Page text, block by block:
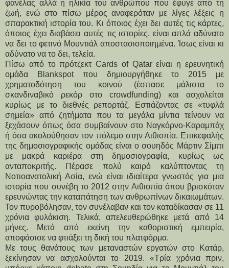
φανέλας αλλά η ηλικία του ανθρώπου που έφυγε από τη
ζωή, ενώ στο πίσω μέρος αναφερόταν με λίγες λέξεις η
σπαρακτική ιστορία του. Κι όποιος έχει δει αυτές τις κάρτες,
όποιος έχει διαβάσει αυτές τις ιστορίες, είναι απλά αδύνατο
να δει το φετινό Μουντιάλ αποστασιοποιημένα. Ίσως είναι κι
αδύνατο να το δει, τελεία.
Πίσω από το πρότζεκτ Cards of Qatar είναι η ερευνητική
ομάδα Blankspot που δημιουργήθηκε το 2015 με
χρηματοδότηση του κοινού (έσπασε μάλιστα το
σκανδιναβικό ρεκόρ στο crowdfunding) και ασχολείται
κυρίως με το διεθνές ρεπορτάζ. Εστιάζοντας σε «τυφλά
σημεία» από ζητήματα που τα μεγάλα μίντια τείνουν να
ξεχάσουν όπως όσα συμβαίνουν στο Ναγκόρνο-Καραμπάχ
ή όσα ακολούθησαν τον πόλεμο στην Αιθιοπία. Επικεφαλής
της δημοσιογραφικής ομάδας είναι ο σουηδός Μάρτιν Σίμπι
με μακρά καριέρα στη δημοσιογραφία, κυρίως ως
ανταποκριτής. Πέρασε πολύ καιρό καλύπτοντας τη
Νοτιοανατολική Ασία, ενώ είναι ιδιαίτερα γνωστός για μια
ιστορία που συνέβη το 2012 στην Αιθιοπία όπου βρισκόταν
ερευνώντας την καταπάτηση των ανθρωπίνων δικαιωμάτων.
Τον πυροβόλησαν, τον συνέλαβαν και τον καταδίκασαν σε 11
χρόνια φυλάκιση. Τελικά, απελευθερώθηκε μετά από 14
μήνες. Μετά από εκείνη την καθοριστική εμπειρία,
αποφάσισε να φτιάξει τη δική του πλατφόρμα.
Με τους θανάτους των μεταναστών εργατών στο Κατάρ,
ξεκίνησαν να ασχολούνται το 2019. «Τρία χρόνια πριν,